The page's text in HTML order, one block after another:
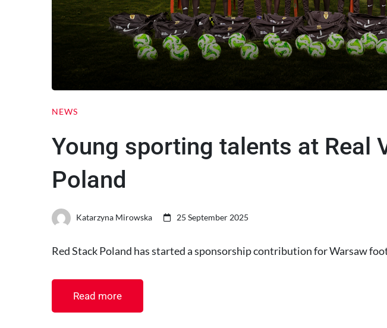
NEWS
Young sporting talents at Real
Poland
Katarzyna Mirowska 25 September 2025
Red Stack Poland has started a sponsorship contribution for Warsaw
Read more